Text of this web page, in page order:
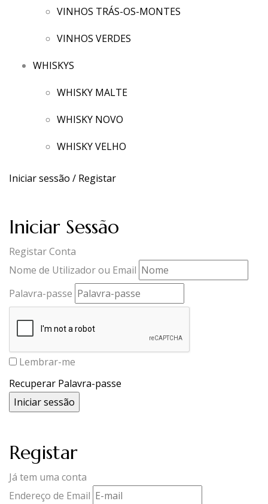
VINHOS TRÁS-OS-MONTES
VINHOS VERDES
WHISKYS
WHISKY MALTE
WHISKY NOVO
WHISKY VELHO
Iniciar sessão / Registar
Iniciar Sessão
Registar Conta
Nome de Utilizador ou Email
Palavra-passe
Lembrar-me
Recuperar Palavra-passe
Registar
Já tem uma conta
Endereço de Email